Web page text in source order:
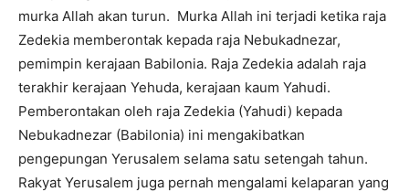
murka Allah akan turun. Murka Allah ini terjadi ketika raja
Zedekia memberontak kepada raja Nebukadnezar,
pemimpin kerajaan Babilonia. Raja Zedekia adalah raja
terakhir kerajaan Yehuda, kerajaan kaum Yahudi.
Pemberontakan oleh raja Zedekia (Yahudi) kepada
Nebukadnezar (Babilonia) ini mengakibatkan
pengepungan Yerusalem selama satu setengah tahun.
Rakyat Yerusalem juga pernah mengalami kelaparan yang